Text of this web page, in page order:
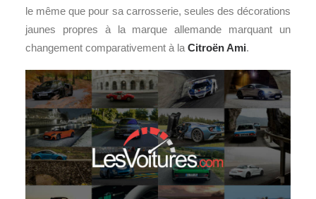
le même que pour sa carrosserie, seules des décorations
jaunes propres à la marque allemande marquant un
changement comparativement à la Citroën Ami.